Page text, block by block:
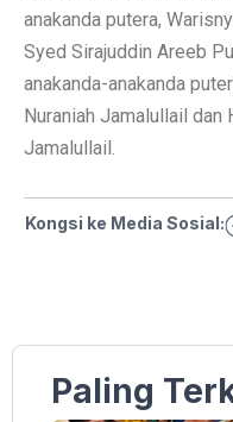
anakanda putera,
Syed Sirajuddin Areeb
anakanda-anakanda
Nuraniah Jamalullail dan
Jamalullail.
Kongsi ke Media Sosial:
Paling